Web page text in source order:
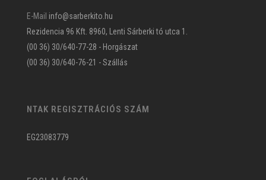
E-Mail info@sarberkito.hu
Rezidencia 96 Kft. 8960, Lenti Sárberki tó utca 1.
(00 36) 30/640-77-28 - Horgászat
(00 36) 30/640-76-21 - Szállás
NTAK REGISZTRÁCIÓS SZÁM
EG23083779